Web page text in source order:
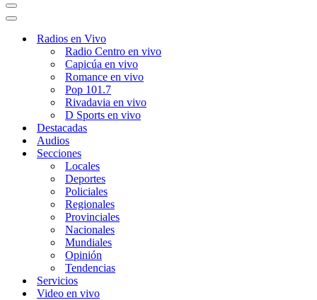
Menú
de
Menú
navegaciónRadios en Vivo
Radio Centro en vivo
Capicúa en vivo
Romance en vivo
Pop 101.7
Rivadavia en vivo
D Sports en vivo
Destacadas
Audios
Secciones
Locales
Deportes
Policiales
Regionales
Provinciales
Nacionales
Mundiales
Opinión
Tendencias
Servicios
Video en vivo